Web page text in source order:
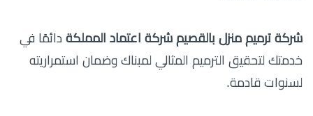
شركة ترميم منزل بالقصيم شركة اعتماد المملكة دائمًا في
خدمتك لتحقيق الترميم المثالي لمبناك وضمان استمراريته
لسنوات قادمة.